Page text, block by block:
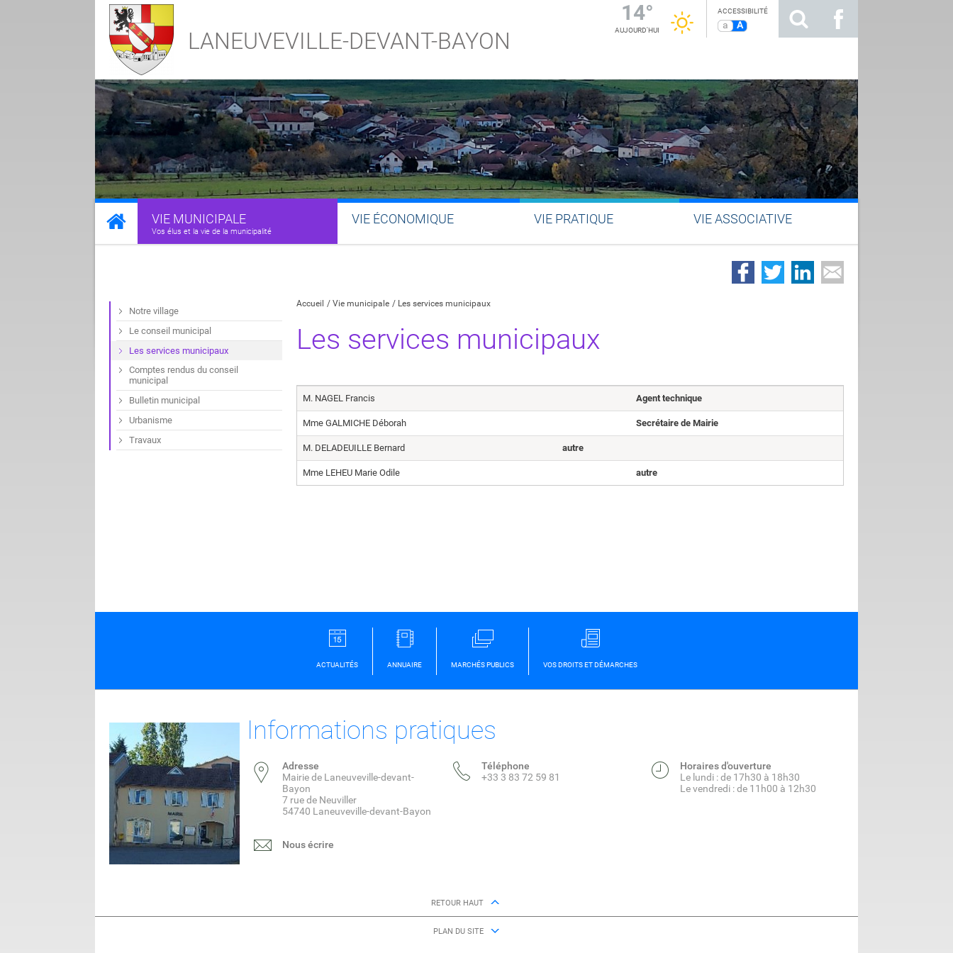
14°
AUJOURD'HUI
ACCESSIBILITÉ
a A
LANEUVEVILLE-DEVANT-BAYON
VIE MUNICIPALE
Vos élus et la vie de la municipalité
VIE ÉCONOMIQUE VIE PRATIQUE VIE ASSOCIATIVE
Accueil Vie municipale Les services municipaux
Les services municipaux
M. NAGEL Francis Agent technique
Mme GALMICHE Déborah Secrétaire de Mairie
M. DELADEUILLE Bernard autre
Mme LEHEU Marie Odile autre
Notre village
Le conseil municipal
Les services municipaux
Comptes rendus du conseil
municipal
Bulletin municipal
Urbanisme
Travaux
ACTUALITÉS ANNUAIRE MARCHÉS PUBLICS VOS DROITS ET DÉMARCHES
Informations pratiques
Adresse
Mairie de Laneuveville-devant-
Bayon
7 rue de Neuviller
54740 Laneuveville-devant-Bayon
Nous écrire
Téléphone
+33 3 83 72 59 81
Horaires d'ouverture
Le lundi : de 17h30 à 18h30
Le vendredi : de 11h00 à 12h30
RETOUR HAUT
PLAN DU SITE